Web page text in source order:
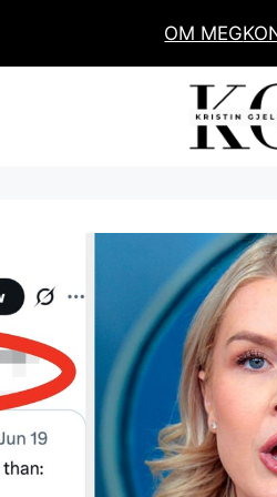
OM MEG